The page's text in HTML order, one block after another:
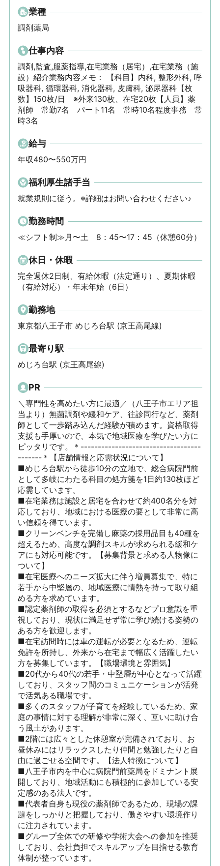
業種
調剤薬局
仕事内容
調剤,監査,服薬指導,在宅業務（居宅）,在宅業務（施
設）紹介業務内容メモ： 【科目】内科, 整形外科, 呼
吸器科, 循環器科, 消化器科, 皮膚科, 泌尿器科【枚
数】150枚/日　※外来130枚、在宅20枚【人員】薬
剤師　常勤7名　パート11名　常時10名程度事務　常
時3名
給与
年収480〜550万円
福利厚生諸手当
就業規則に従う。※詳細はお問い合わせください♪
勤務時間
≪シフト制≫月〜土　8：45〜17：45（休憩60分）
休日・休暇
完全週休2日制、有給休暇（法定通り）、夏期休暇
（有給対応）・年末年始（6日）
勤務地
東京都八王子市 めじろ台駅 (京王高尾線)
最寄り駅
めじろ台駅 (京王高尾線)
PR
＼専門性を高めたい方に最適／（八王子市エリア担
当より）無菌調剤や緩和ケア、往診同行など、薬剤
師として一歩踏み込んだ経験が積めます。資格取得
支援も手厚いので、本気で地域医療を学びたい方に
ピッタリです。＊-----------------------------------
-------＊【店舗情報と応需状況について】
■めじろ台駅から徒歩10分の立地で、総合病院門前
として多岐にわたる科目の処方箋を1日約130枚ほど
応需しています。
■在宅業務は施設と居宅を合わせて約400名分を対
応しており、地域における医療の要として非常に高
い信頼を得ています。
■クリーンベンチを完備し麻薬の採用品目も40種を
超えるため、高度な調剤スキルが求められる緩和ケ
アにも対応可能です。【募集背景と求める人物像に
ついて】
■在宅医療へのニーズ拡大に伴う増員募集で、特に
若手から中堅層の、地域医療に情熱を持って取り組
める方を求めています。
■認定薬剤師の取得を必須とするなどプロ意識を重
視しており、現状に満足せず常に学び続ける姿勢の
ある方を歓迎します。
■在宅訪問時には車の運転が必要となるため、運転
免許を所持し、外来から在宅まで幅広く活躍したい
方を募集しています。【職場環境と雰囲気】
■20代から40代の若手・中堅層が中心となって活躍
しており、スタッフ間のコミュニケーションが活発
で活気ある職場です。
■多くのスタッフが子育てを経験しているため、家
庭の事情に対する理解が非常に深く、互いに助け合
う風土があります。
■2階には広々とした休憩室が完備されており、お
昼休みにはリラックスしたり仲間と勉強したりと自
由に過ごせる空間です。【法人特徴について】
■八王子市内を中心に病院門前薬局をドミナント展
開しており、地域活動にも積極的に参加している安
定感のある法人です。
■代表者自身も現役の薬剤師であるため、現場の課
題をしっかりと把握しており、働きやすい環境作り
に注力されています。
■グループ全体での研修や学術大会への参加を推奨
しており、会社負担でスキルアップを目指せる教育
体制が整っています。